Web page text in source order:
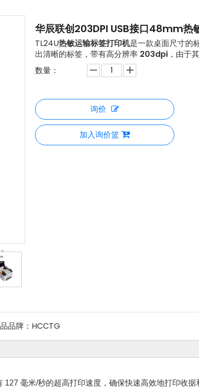
华辰联创203DPI USB接口48mm热
TL24U热敏运输标签打印机是一款桌面尺寸的
出清晰的标签，带有高分辨率 203dpi ，由于
数量：
询价
加入询价篮
品牌： HCCTG
毫米/秒的超高打印速度，确保快速高效地打印收